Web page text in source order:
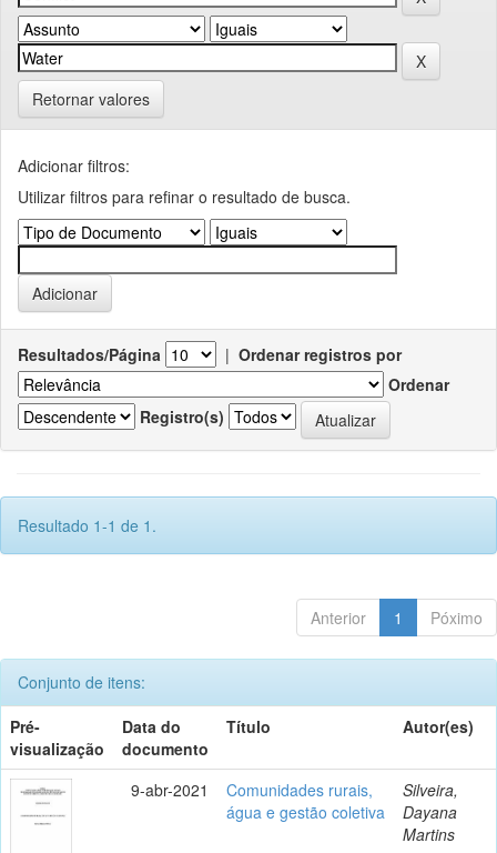
Retornar valores
Adicionar filtros:
Utilizar filtros para refinar o resultado de busca.
Resultados/Página | Ordenar registros por
Ordenar
Registro(s)
Resultado 1-1 de 1.
Anterior 1 Póximo
Conjunto de itens:
Pré-
visualização
Data do
documento
Título Autor(es)
9-abr-2021
Comunidades rurais,
água e gestão coletiva
Silveira,
Dayana
Martins